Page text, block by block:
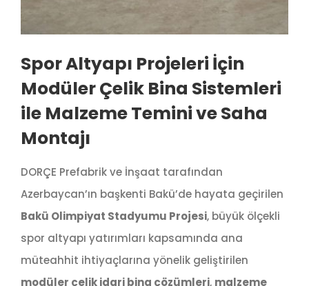
Spor Altyapı Projeleri İçin
Modüler Çelik Bina Sistemleri
ile Malzeme Temini ve Saha
Montajı
DORÇE Prefabrik ve İnşaat tarafından
Azerbaycan’ın başkenti Bakü’de hayata geçirilen
Bakü Olimpiyat Stadyumu Projesi, büyük ölçekli
spor altyapı yatırımları kapsamında ana
müteahhit ihtiyaçlarına yönelik geliştirilen
modüler çelik idari bina çözümleri, malzeme